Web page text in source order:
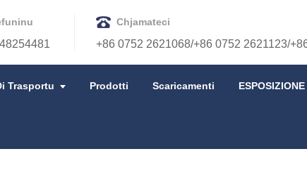
Chjamateci
+86 0752 2621068/+86 0752 2621123/
Trasportu Prodotti Scaricamenti ESPOSIZIONE